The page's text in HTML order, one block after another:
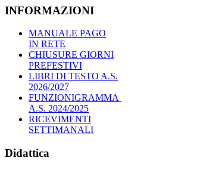
INFORMAZIONI
MANUALE PAGO
IN RETE
CHIUSURE GIORNI
PREFESTIVI
LIBRI DI TESTO A.S.
2026/2027
FUNZIONIGRAMMA
A.S. 2024/2025
RICEVIMENTI
SETTIMANALI
Didattica